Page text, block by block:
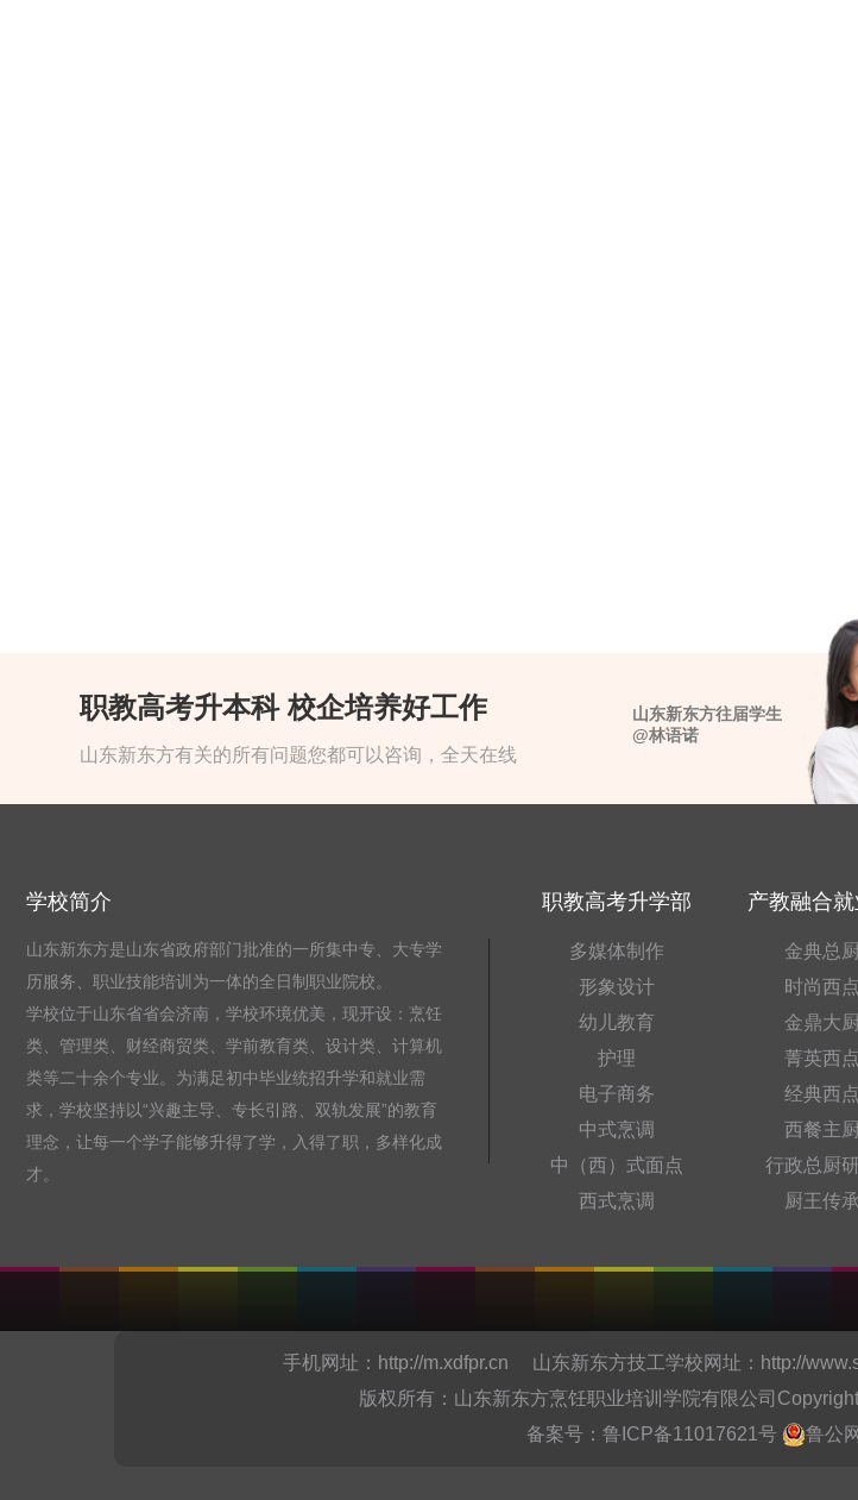
职教高考升本科 校企培养好工作
山东新东方有关的所有问题您都可以咨询，全天在线
山东新东方往届学生
@林语诺
学校简介
山东新东方是山东省政府部门批准的一所集中专、大专学
历服务、职业技能培训为一体的全日制职业院校。
学校位于山东省省会济南，学校环境优美，现开设：烹饪
类、管理类、财经商贸类、学前教育类、设计类、计算机
类等二十余个专业。为满足初中毕业统招升学和就业需
求，学校坚持以“兴趣主导、专长引路、双轨发展”的教育
理念，让每一个学子能够升得了学，入得了职，多样化成
才。
职教高考升学部
多媒体制作
形象设计
幼儿教育
护理
电子商务
中式烹调
中（西）式面点
西式烹调
产教融合
金典总厨
时尚西点
金鼎大厨
菁英西点
经典西点
西餐主厨
行政总厨
厨王传承
手机网址： http://m.xdfpr.cn 山东新东方技工学校网址： http://
版权所有：山东新东方烹饪职业培训学院有限公司
备案号：鲁ICP备11017621号 鲁公